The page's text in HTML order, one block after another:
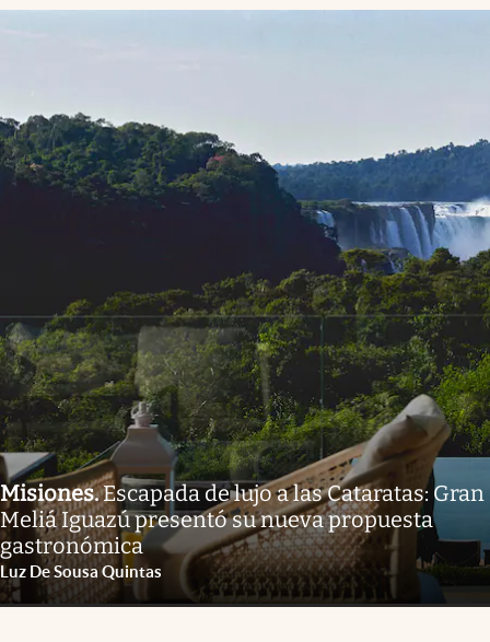
Misiones.Escapada de lujo a las Cataratas: Gran
Meliá Iguazú presentó su nueva propuesta
gastronómica
Luz De Sousa Quintas